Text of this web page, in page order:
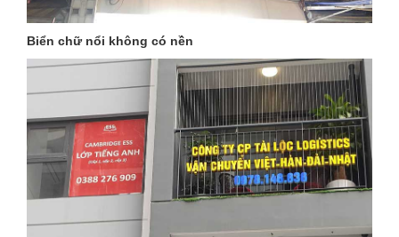
Biển chữ nổi không có nền